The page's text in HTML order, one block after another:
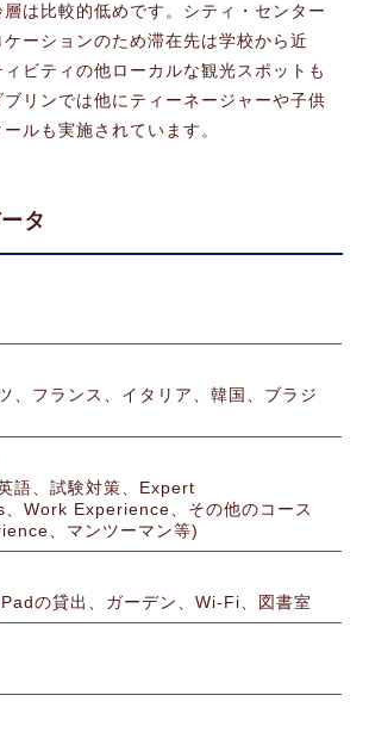
は比較的低めです。シティ・センター
ーションのため滞在先は学校から近
ビティの他ローカルな観光スポットも
リンでは他にティーネージャーや子供
ルも実施されています。
タ
、フランス、イタリア、韓国、ブラジ
語、試験対策、Expert
Work Experience、その他のコース
、マンツーマン等)
の貸出、ガーデン、Wi-Fi、図書室